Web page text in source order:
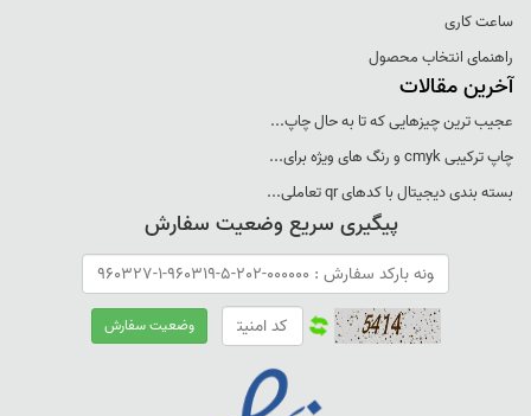
ساعت کاری
راهنمای انتخاب محصول
آخرین مقالات
عجيب ترين چيزهايی که تا به حال چاپ...
چاپ ترکيبی cmyk و رنگ های ويژه برای...
بسته بندی ديجيتال با کدهای qr تعاملی...
پیگیری سریع وضعیت سفارش